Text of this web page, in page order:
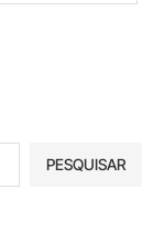
PESQUISAR